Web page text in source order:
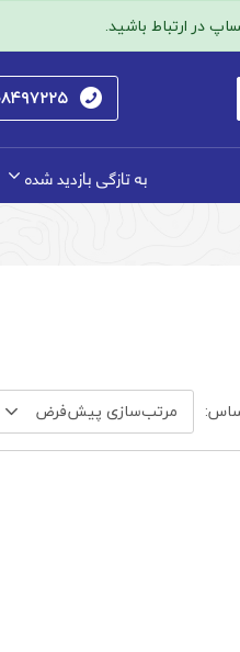
در ارتباط باشید.
به تازگی بازدید شده
مرتب‌سازی پیش‌فرض